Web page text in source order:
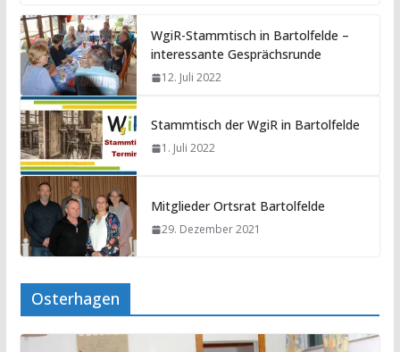
WgiR-Stammtisch in Bartolfelde –
interessante Gesprächsrunde
12. Juli 2022
Stammtisch der WgiR in Bartolfelde
1. Juli 2022
Mitglieder Ortsrat Bartolfelde
29. Dezember 2021
Osterhagen